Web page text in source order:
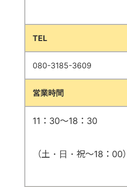
TEL
080-3185-3609
営業時間
11：30～18：30
（土・日・祝～18：00）